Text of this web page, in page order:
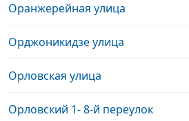
Оранжерейная улица
Орджоникидзе улица
Орловская улица
Орловский 1- 8-й переулок